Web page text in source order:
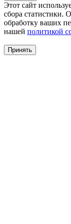
Этот сайт
сбора статистики.
обработку ваших
нашей политикой
Принять